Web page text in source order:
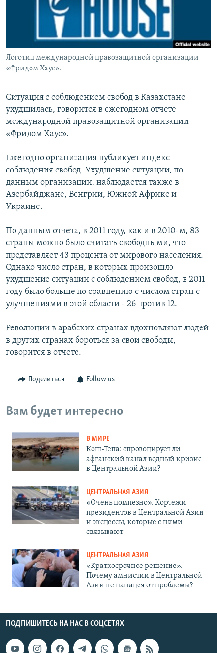
Логотип международной правозащитной организации
«Фридом Хаус».
Ситуация с соблюдением свобод в Казахстане
ухудшилась, говорится в ежегодном отчете
международной правозащитной организации
«Фридом Хаус».
Ежегодно организация публикует индекс
соблюдения свобод. Ухудшение ситуации, по
данным организации, наблюдается также в
Азербайджане, Венгрии, Южной Африке и
Украине.
По данным отчета, в 2011 году, как и в 2010-м, 83
страны можно было считать свободными, что
представляет 43 процента от мирового населения.
Однако число стран, в которых произошло
ухудшение ситуации с соблюдением свобод, в 2011
году было больше по сравнению с числом стран с
улучшениями в этой области - 26 против 12.
Революции в арабских странах вдохновляют людей
в других странах бороться за свои свободы,
говорится в отчете.
Поделиться Follow us
Вам будет интересно
В МИРЕ
Кош-Тепа: спровоцирует ли
афганский канал водный кризис
в Центральной Азии?
ЦЕНТРАЛЬНАЯ АЗИЯ
«Очень помпезно». Кортежи
президентов в Центральной Азии
и эксцессы, которые с ними
связывают
ЦЕНТРАЛЬНАЯ АЗИЯ
«Краткосрочное решение».
Почему амнистии в Центральной
Азии не панацея от проблемы?
ПОДПИШИТЕСЬ НА НАС В СОЦСЕТЯХ